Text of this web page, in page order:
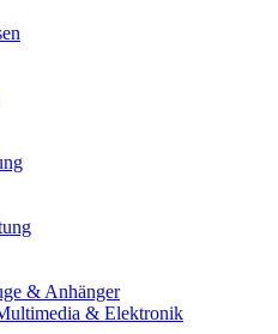
& Anhänger
& Elektronik